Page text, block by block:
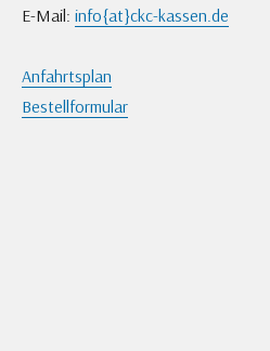
E-Mail: info{at}ckc-kassen.de
Anfahrtsplan
Bestellformular